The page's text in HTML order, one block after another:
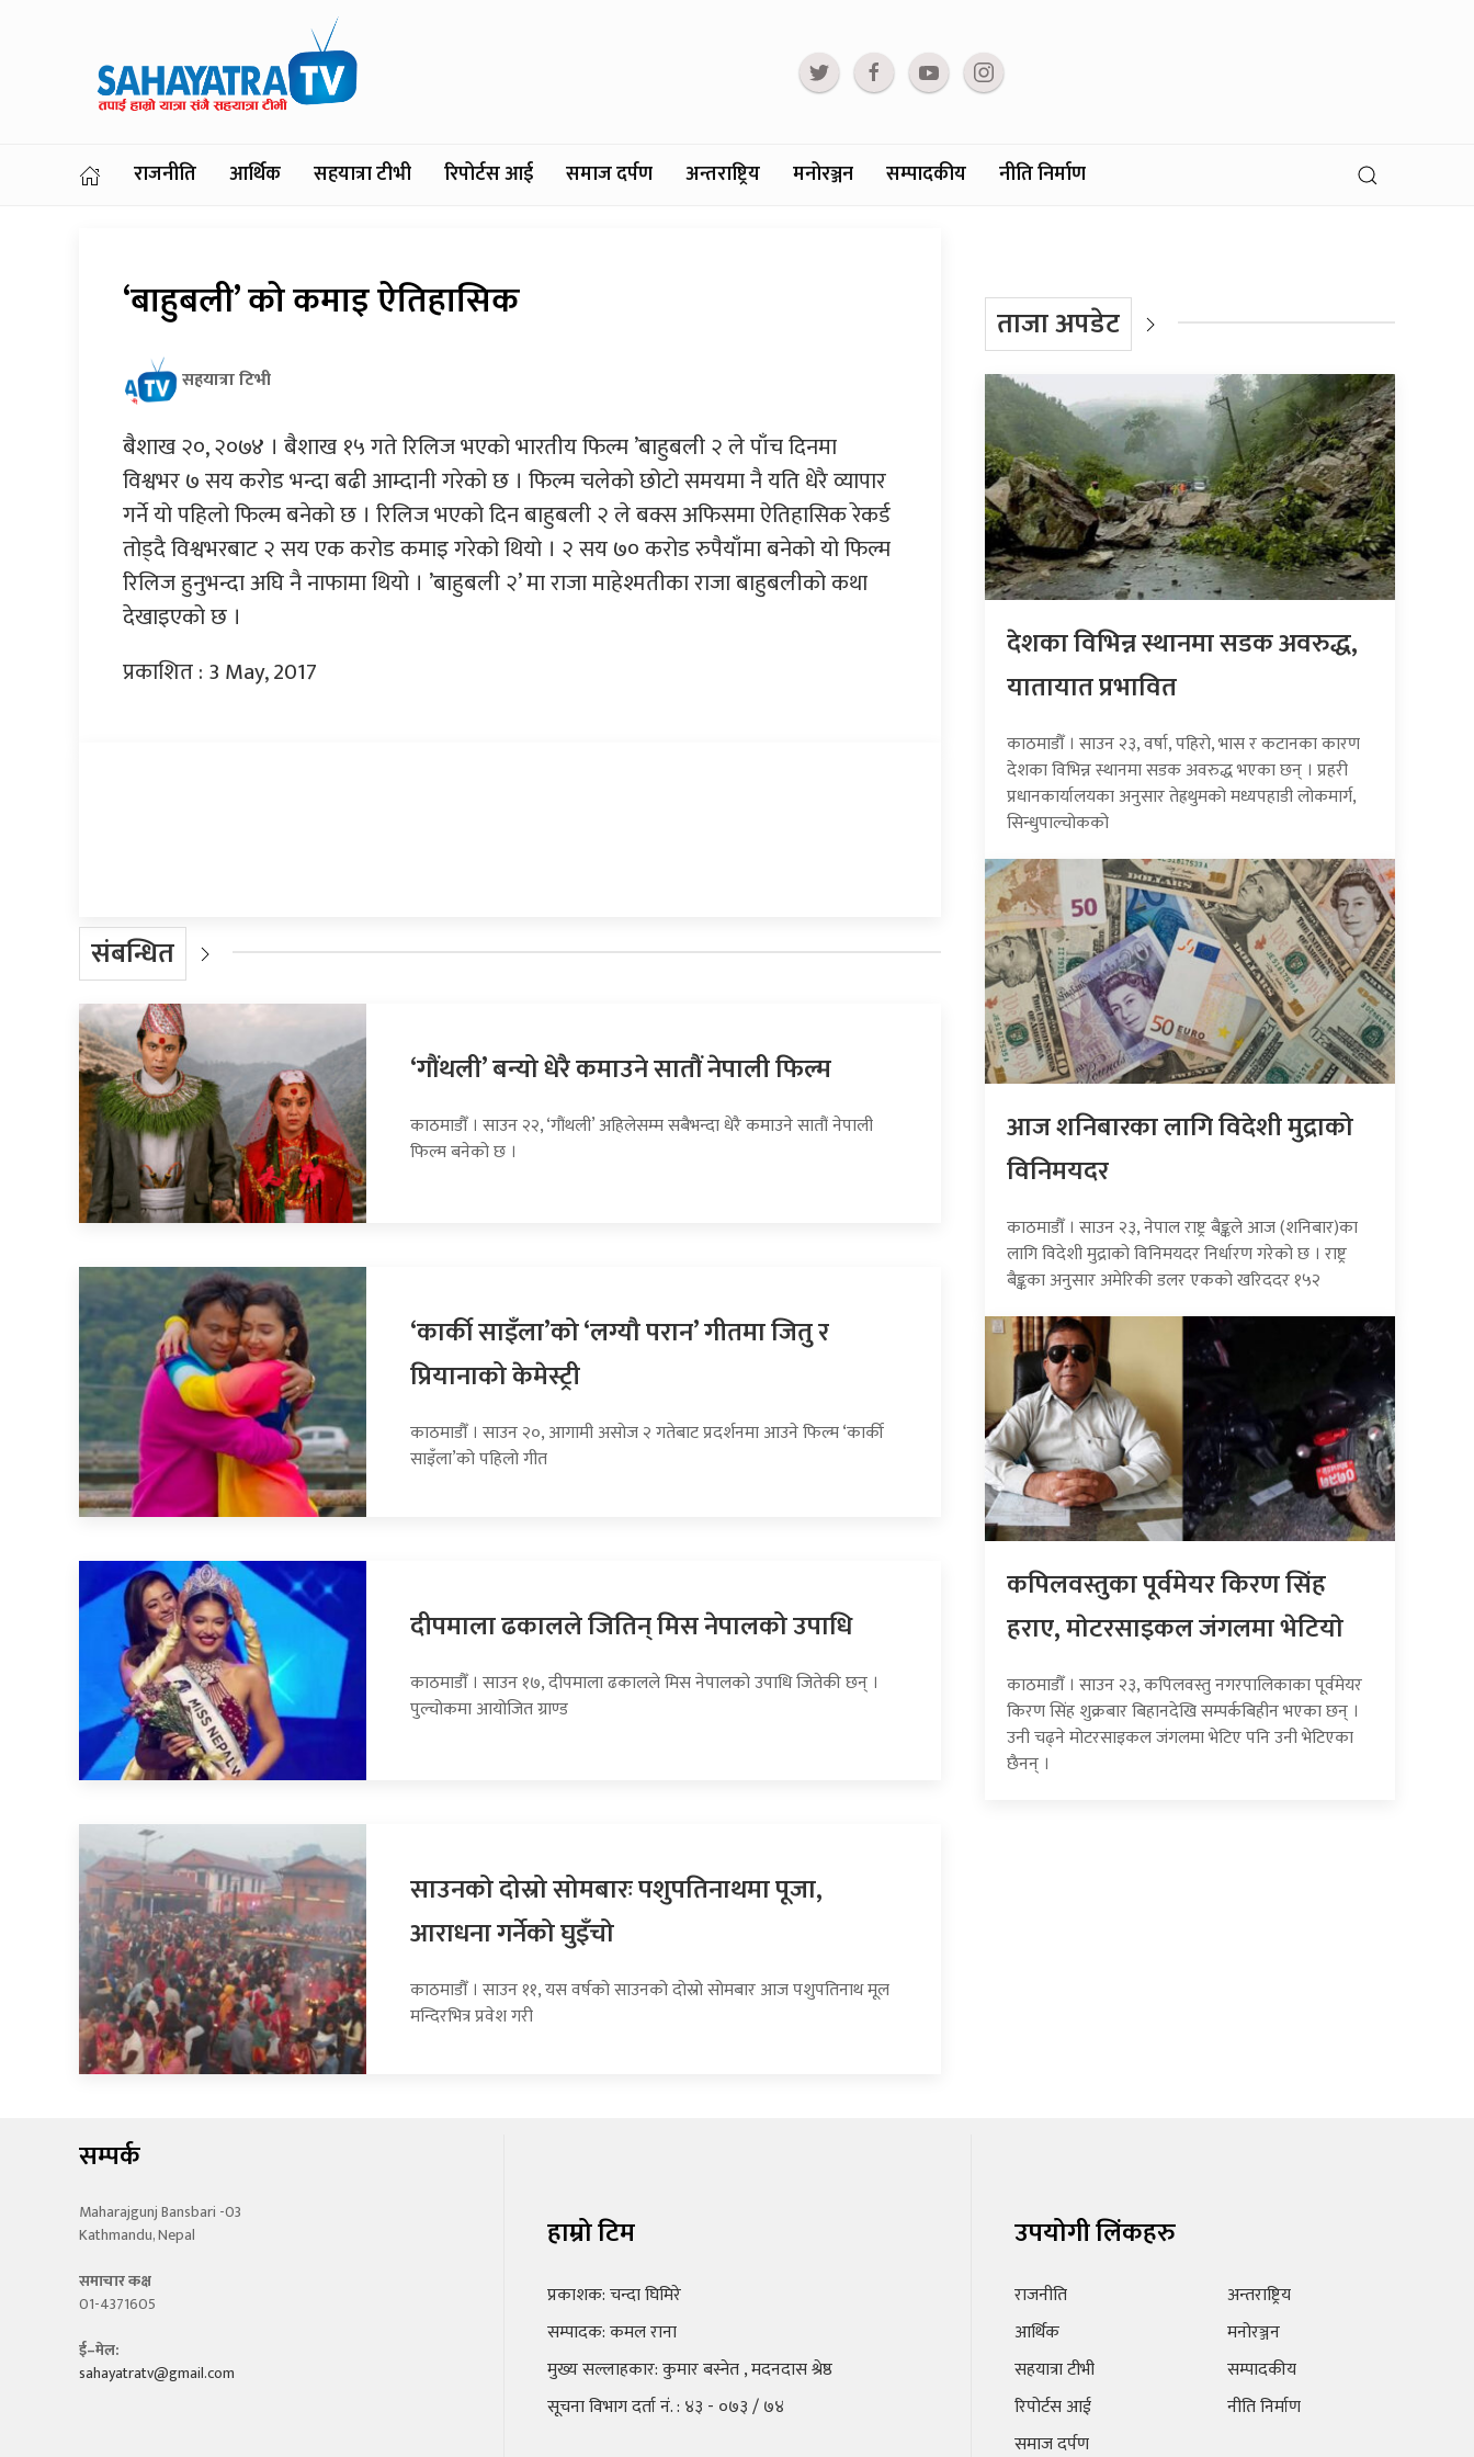
राजनीति आर्थिक सहयात्रा टीभी रिपोर्टस आई समाज दर्पण अन्तराष्ट्रिय मनोरञ्जन सम्पादकीय नीति निर्माण
‘बाहुबली’ को कमाइ ऐतिहासिक
सहयात्रा टिभी
बैशाख २०, २०७४ । बैशाख १५ गते रिलिज भएको भारतीय फिल्म ’बाहुबली २ ले पाँच दिनमा
विश्वभर ७ सय करोड भन्दा बढी आम्दानी गरेको छ । फिल्म चलेको छोटो समयमा नै यति धेरै व्यापार
गर्ने यो पहिलो फिल्म बनेको छ । रिलिज भएको दिन बाहुबली २ ले बक्स अफिसमा ऐतिहासिक रेकर्ड
तोड्दै विश्वभरबाट २ सय एक करोड कमाइ गरेको थियो । २ सय ७० करोड रुपैयाँमा बनेको यो फिल्म
रिलिज हुनुभन्दा अघि नै नाफामा थियो । ’बाहुबली २’ मा राजा माहेश्मतीका राजा बाहुबलीको कथा
देखाइएको छ ।
प्रकाशित : 3 May, 2017
संबन्धित
‘गौंथली’ बन्यो धेरै कमाउने सातौं नेपाली फिल्म
काठमाडौँ । साउन २२, ‘गौंथली’ अहिलेसम्म सबैभन्दा धेरै कमाउने सातौं नेपाली
फिल्म बनेको छ ।
‘कार्की साइँला’को ‘लग्यौ परान’ गीतमा जितु र
प्रियानाको केमेस्ट्री
काठमाडौँ । साउन २०, आगामी असोज २ गतेबाट प्रदर्शनमा आउने फिल्म ‘कार्की
साइँला’को पहिलो गीत
दीपमाला ढकालले जितिन् मिस नेपालको उपाधि
काठमाडौँ । साउन १७, दीपमाला ढकालले मिस नेपालको उपाधि जितेकी छन् ।
पुल्चोकमा आयोजित ग्राण्ड
साउनको दोस्रो सोमबारः पशुपतिनाथमा पूजा,
आराधना गर्नेको घुइँचो
काठमाडौँ । साउन ११, यस वर्षको साउनको दोस्रो सोमबार आज पशुपतिनाथ मूल
मन्दिरभित्र प्रवेश गरी
ताजा अपडेट
देशका विभिन्न स्थानमा सडक अवरुद्ध,
यातायात प्रभावित
काठमाडौँ । साउन २३, वर्षा, पहिरो, भास र कटानका कारण
देशका विभिन्न स्थानमा सडक अवरुद्ध भएका छन् । प्रहरी
प्रधानकार्यालयका अनुसार तेह्रथुमको मध्यपहाडी लोकमार्ग,
सिन्धुपाल्चोकको
आज शनिबारका लागि विदेशी मुद्राको
विनिमयदर
काठमाडौँ । साउन २३, नेपाल राष्ट्र बैङ्कले आज (शनिबार)का
लागि विदेशी मुद्राको विनिमयदर निर्धारण गरेको छ । राष्ट्र
बैङ्कका अनुसार अमेरिकी डलर एकको खरिददर १५२
कपिलवस्तुका पूर्वमेयर किरण सिंह
हराए, माेटरसाइकल जंगलमा भेटियाे
काठमाडौँ । साउन २३, कपिलवस्तु नगरपालिकाका पूर्वमेयर
किरण सिंह शुक्रबार बिहानदेखि सम्पर्कबिहीन भएका छन् ।
उनी चढ्ने मोटरसाइकल जंगलमा भेटिए पनि उनी भेटिएका
छैनन् ।
सम्पर्क
Maharajgunj Bansbari -03
Kathmandu, Nepal
समाचार कक्ष
01-4371605
ई–मेल:
sahayatratv@gmail.com
हाम्रो टिम
प्रकाशक: चन्दा घिमिरे
सम्पादक: कमल राना
मुख्य सल्लाहकार: कुमार बस्नेत , मदनदास श्रेष्ठ
सूचना विभाग दर्ता नं. : ४३ - ०७३ / ७४
उपयोगी लिंकहरु
राजनीति
आर्थिक
सहयात्रा टीभी
रिपोर्टस आई
समाज दर्पण
अन्तराष्ट्रिय
मनोरञ्जन
सम्पादकीय
नीति निर्माण